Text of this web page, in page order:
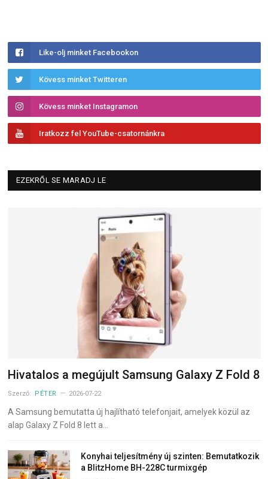
Like-olj minket Facebookon
Kövess minket Twitteren
Kövess minket Instagramon
Iratkozz fel YouTube-csatornánkra
EZEKRŐL SE MARADJ LE
Hivatalos a megújult Samsung Galaxy Z Fold 8
Szerző: PÉTER 2026-07-22
A Samsung bemutatta új hajlítható telefonjait, amelyek közül az
alap Galaxy Z Fold 8 lett a…
Konyhai teljesítmény új szinten: Bemutatkozik
a BlitzHome BH-228C turmixgép